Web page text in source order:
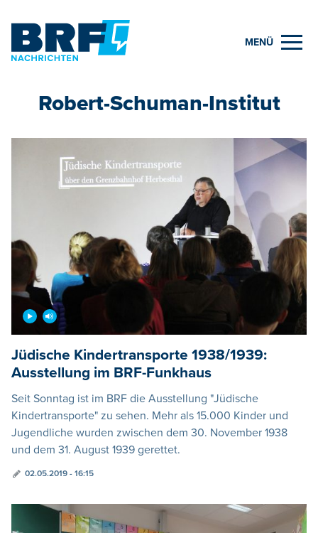
MENÜ
Robert-Schuman-Institut
Jüdische Kindertransporte 1938/1939:
Ausstellung im BRF-Funkhaus
Seit Sonntag ist im BRF die Ausstellung "Jüdische
Kindertransporte" zu sehen. Mehr als 15.000 Kinder und
Jugendliche wurden zwischen dem 30. November 1938
und dem 31. August 1939 gerettet.
02.05.2019 - 16:15